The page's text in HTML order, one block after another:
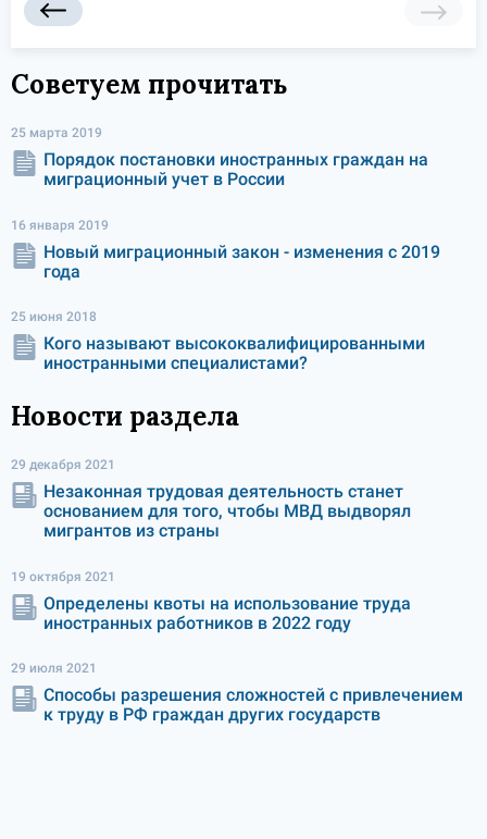
Советуем прочитать
25 марта 2019
Порядок постановки иностранных граждан на
миграционный учет в России
16 января 2019
Новый миграционный закон - изменения с 2019
года
25 июня 2018
Кого называют высококвалифицированными
иностранными специалистами?
Новости раздела
29 декабря 2021
Незаконная трудовая деятельность станет
основанием для того, чтобы МВД выдворял
мигрантов из страны
19 октября 2021
Определены квоты на использование труда
иностранных работников в 2022 году
29 июля 2021
Способы разрешения сложностей с привлечением
к труду в РФ граждан других государств